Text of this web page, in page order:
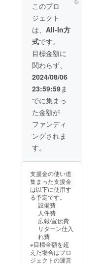
ンディ
ング限
定グッ
ズ クラ
ウド
ファン
ディン
グご支
援者限
定の
グッズ
をご用
意させ
ていた
だきま
す。
グッズ
は「虹
限定 ア
クス
タ」と
なりま
す。 ④
生誕限
定オリ
ジナル
ネーム
プレー
ト リ
ターン
品の郵
祭支援
者とし
てお名
前を掲
載させ
ていた
だきま
す。 備
考欄に
記載希
望のお
名前
（ニッ
クネー
ム可）
を記載
くださ
い。 ③
ンディ
定グッ
ズ クラ
ウド
ファン
ディン
グご支
援者限
定の
をご用
意させ
に直筆
サイン
入れた
ものを
ご自宅
へ郵送
させて
いただ
きま
す。 ②
フラ
ワース
タンド
への名
前掲載
当日会
場にあ
るフラ
に生誕
者とし
てお名
前を掲
載させ
ていた
だきま
す。 備
考欄に
望のお
名前
のお名
前
（ニッ
クネー
ム可）
を掲載
させて
いただ
きま
す。 お
名前は
虹空ぴ
いたの
直筆で
入れさ
せてい
ただき
ます。
ぼり旗
サイン
入れた
ものを
ご自宅
へ郵送
させて
いただ
きま
フラ
ワース
このプロ
ジェクト
は、 All-In方
式です。
目標金額に
関わらず、
2024/08/06
23:59:59ま
でに集まっ
た金額が
ファンディ
ングされま
す。
支援金の使い道
集まった支援金
は以下に使用す
る予定です。
設備費
人件費
広報/宣伝費
リターン仕入
れ費
※目標金額を超
えた場合はプロ
ジェクトの運営